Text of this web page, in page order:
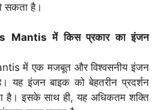
सकता है।
Mantis में किस प्रकार का इंजन
में एक मजबूत और विश्वसनीय इंजन
यह इंजन बाइक को बेहतरीन प्रदर्शन
है। इसके साथ ही, यह अधिकतम शक्ति